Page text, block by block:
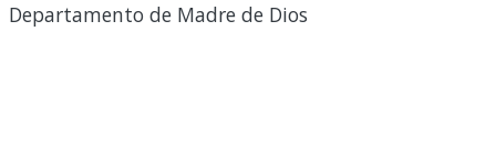
Departamento de Madre de Dios